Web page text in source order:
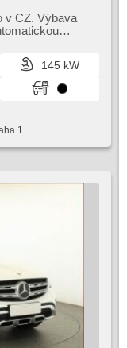
ťažné
USB,
el. okná,
pohon 4 x 4
v CZ. Výbava
145 kW
1